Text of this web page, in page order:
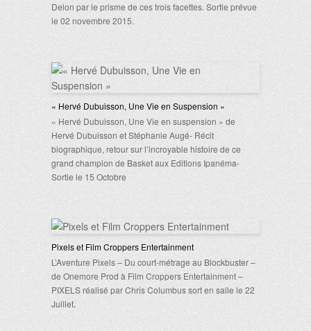
Delon par le prisme de ces trois facettes. Sortie prévue
le 02 novembre 2015.
« Hervé Dubuisson, Une Vie en Suspension »
« Hervé Dubuisson, Une Vie en suspension » de
Hervé Dubuisson et Stéphanie Augé- Récit
biographique, retour sur l’incroyable histoire de ce
grand champion de Basket aux Editions Ipanéma-
Sortie le 15 Octobre
Pixels et Film Croppers Entertainment
L’Aventure Pixels – Du court-métrage au Blockbuster –
de Onemore Prod à Film Croppers Entertainment –
PIXELS réalisé par Chris Columbus sort en salle le 22
Juillet.